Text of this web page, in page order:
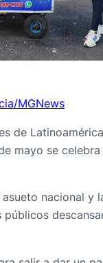
MGNews
de
mayo se
nacional y
públicos